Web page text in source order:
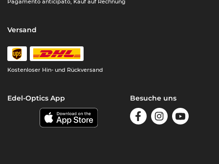
Pagamento anticipato, Kauf auf Rechnung
Versand
Kostenloser Hin- und Rückversand
Edel-Optics App Besuche uns